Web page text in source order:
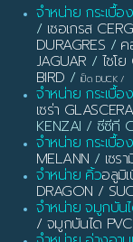
จำหน่าย กระเบื้อง
/ เซอเกรส
DURAGRES / ค
JAGUAR / ไชโ
BIRD / เป็ด DUCK /
จำหน่าย กระเบื้อ
เซร่า GLASCERA
KENZAI / ซีซีที
จำหน่าย กระเบื้อ
MELANN / เซร
จำหน่าย คิ้วอลูมิ
DRAGON /
จำหน่าย จมูกบัน
/ จมูกบันได